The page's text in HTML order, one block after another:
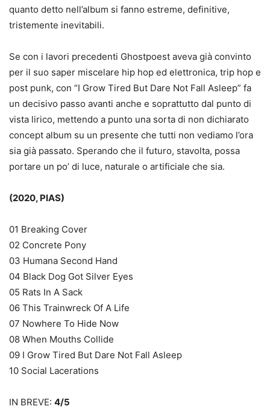
quanto detto nell’album si fanno estreme, definitive,
tristemente inevitabili.
Se con i lavori precedenti Ghostpoest aveva già convinto
per il suo saper miscelare hip hop ed elettronica, trip hop e
post punk, con “I Grow Tired But Dare Not Fall Asleep” fa
un decisivo passo avanti anche e soprattutto dal punto di
vista lirico, mettendo a punto una sorta di non dichiarato
concept album su un presente che tutti non vediamo l’ora
sia già passato. Sperando che il futuro, stavolta, possa
portare un po’ di luce, naturale o artificiale che sia.
(2020, PIAS)
01 Breaking Cover
02 Concrete Pony
03 Humana Second Hand
04 Black Dog Got Silver Eyes
05 Rats In A Sack
06 This Trainwreck Of A Life
07 Nowhere To Hide Now
08 When Mouths Collide
09 I Grow Tired But Dare Not Fall Asleep
10 Social Lacerations
IN BREVE: 4/5